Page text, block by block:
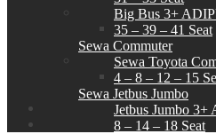
Big Bus 3+
35 – 39 – 41 Seat
Sewa Commuter
Sewa Toyota
4 – 8 – 12 – 15
Sewa Jetbus Jumbo
Jetbus Jumbo
8 – 14 – 18 Seat